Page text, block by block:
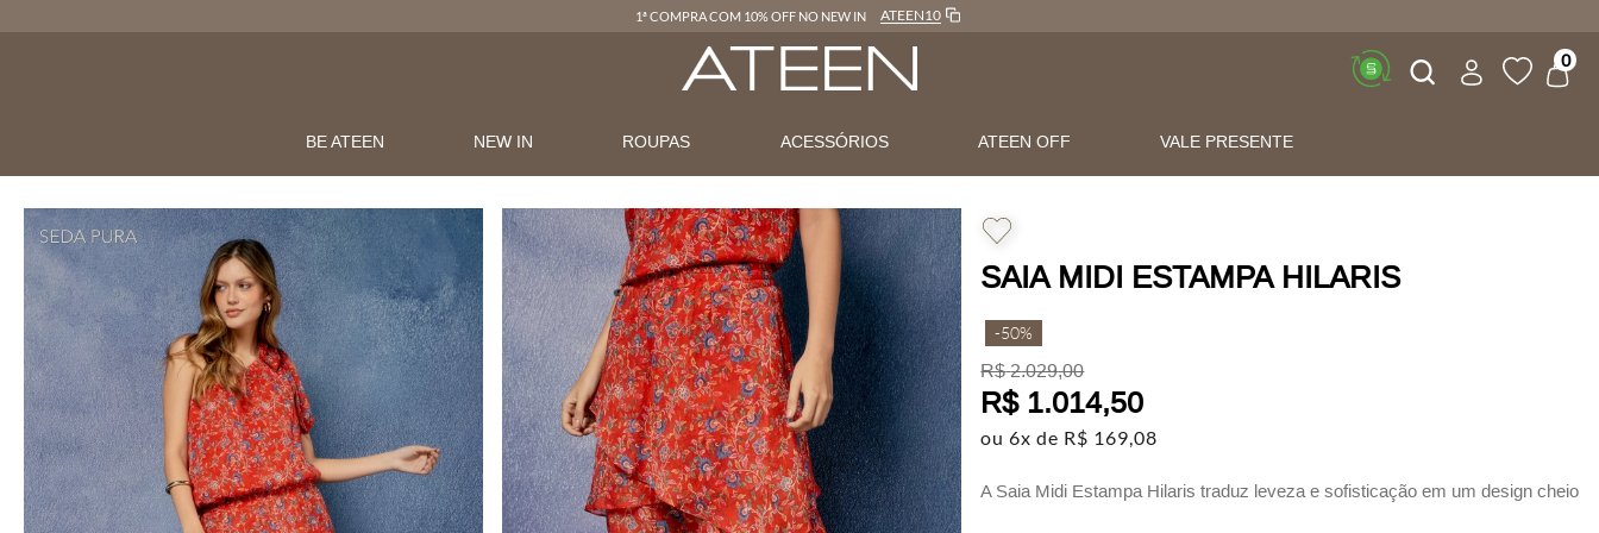
1ª COMPRA COM 10% OFF NO NEW IN ATEEN10
Buscar 0
BE ATEEN NEW IN ROUPAS ACESSÓRIOS ATEEN OFF VALE PRESENTE
SAIA MIDI ESTAMPA HILARIS
-50%
R$ 2.029,00
R$ 1.014,50
ou6x de R$ 169,08
A Saia Midi Estampa Hilaris traduz leveza e sofisticação em um design cheio